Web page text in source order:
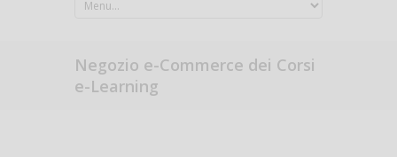
Negozio e-Commerce dei Corsi
e-Learning